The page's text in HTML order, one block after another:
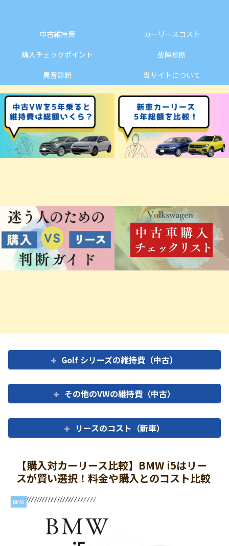
中古維持費
カーリースコスト
購入チェックポイント
故障診断
異音診断
当サイトについて
Golf シリーズの維持費（中古）
その他のVWの維持費（中古）
リースのコスト（新車）
【購入対カーリース比較】BMW i5はリー
スが賢い選択！料金や購入とのコスト比較
BMW